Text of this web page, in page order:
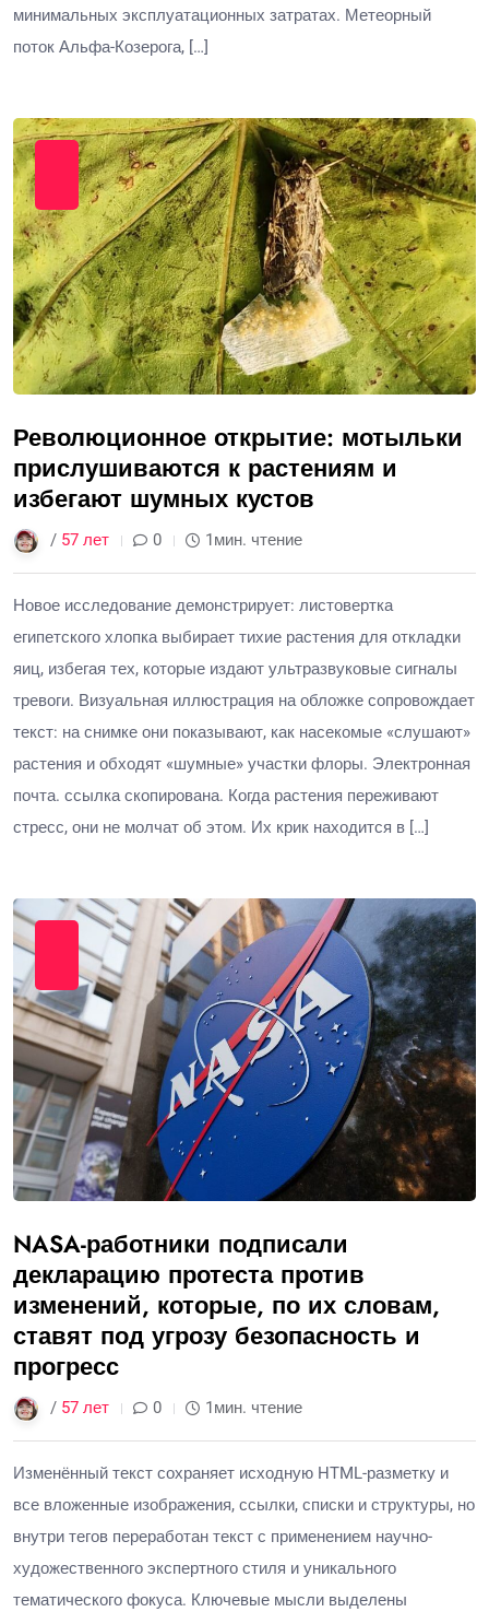
минимальных эксплуатационных затратах. Метеорный
поток Альфа-Козерога, […]
Революционное открытие: мотыльки
прислушиваются к растениям и
избегают шумных кустов
/ 57 лет 0 1мин. чтение
Новое исследование демонстрирует: листовертка
египетского хлопка выбирает тихие растения для откладки
яиц, избегая тех, которые издают ультразвуковые сигналы
тревоги. Визуальная иллюстрация на обложке сопровождает
текст: на снимке они показывают, как насекомые «слушают»
растения и обходят «шумные» участки флоры. Электронная
почта. ссылка скопирована. Когда растения переживают
стресс, они не молчат об этом. Их крик находится в […]
NASA-работники подписали
декларацию протеста против
изменений, которые, по их словам,
ставят под угрозу безопасность и
прогресс
/ 57 лет 0 1мин. чтение
Изменённый текст сохраняет исходную HTML-разметку и
все вложенные изображения, ссылки, списки и структуры, но
внутри тегов переработан текст с применением научно-
художественного экспертного стиля и уникального
тематического фокуса. Ключевые мысли выделены